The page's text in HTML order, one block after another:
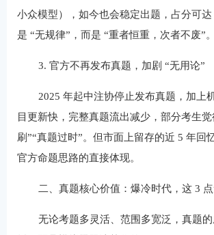
小众模型），如今也会稳定出题，占分可
是 “无规律”，而是 “重者恒重，次者不废”。
3. 官方不再发布真题，加剧 “无用论”
2025 年起中注协停止发布真题，加上
目更新快，完整真题流出减少，部分考生
刷”“真题过时”。但市面上留存的近 5 年回
官方命题思路的直接体现。
二、真题核心价值：爆冷时代，这 3
无论考题多灵活、范围多宽泛，真题